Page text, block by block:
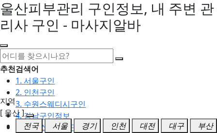
울산피부관리 구인정보, 내 주변 관
리사 구인 - 마사지알바
추천검색어
1. 서울구인
2. 인천구인
3. 수원스웨디시구인
4. 강남구인정보
5. 동탄스웨디시구인
지역
[ 울산 ]
전국
서울 경기 인천 대전 대구
부산